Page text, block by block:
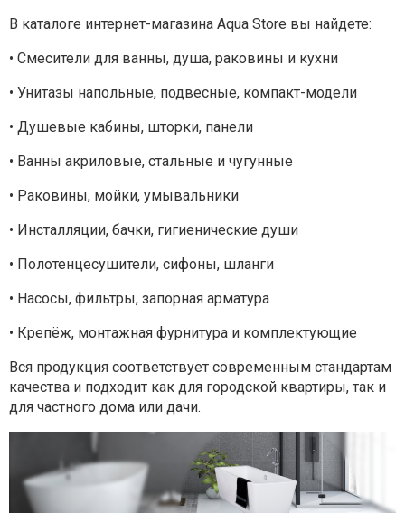
В каталоге интернет-магазина Aqua Store вы найдете:
• Смесители для ванны, душа, раковины и кухни
• Унитазы напольные, подвесные, компакт-модели
• Душевые кабины, шторки, панели
• Ванны акриловые, стальные и чугунные
• Раковины, мойки, умывальники
• Инсталляции, бачки, гигиенические души
• Полотенцесушители, сифоны, шланги
• Насосы, фильтры, запорная арматура
• Крепёж, монтажная фурнитура и комплектующие
Вся продукция соответствует современным стандартам
качества и подходит как для городской квартиры, так и
для частного дома или дачи.